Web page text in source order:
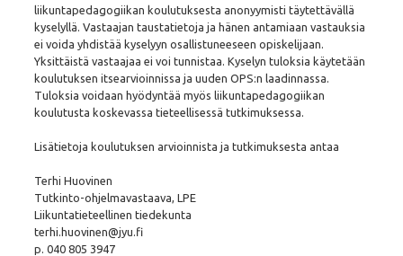
liikuntapedagogiikan koulutuksesta anonyymisti täytettävällä
kyselyllä. Vastaajan taustatietoja ja hänen antamiaan vastauksia
ei voida yhdistää kyselyyn osallistuneeseen opiskelijaan.
Yksittäistä vastaajaa ei voi tunnistaa. Kyselyn tuloksia käytetään
koulutuksen itsearvioinnissa ja uuden OPS:n laadinnassa.
Tuloksia voidaan hyödyntää myös liikuntapedagogiikan
koulutusta koskevassa tieteellisessä tutkimuksessa.
Lisätietoja koulutuksen arvioinnista ja tutkimuksesta antaa
Terhi Huovinen
Tutkinto-ohjelmavastaava, LPE
Liikuntatieteellinen tiedekunta
terhi.huovinen@jyu.fi
p. 040 805 3947